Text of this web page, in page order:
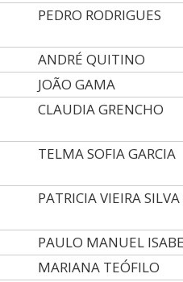
PEDRO RODRIGUES
ANDRÉ QUITINO
JOÃO GAMA
CLAUDIA GRENCHO
TELMA SOFIA GARCIA
PATRICIA VIEIRA SILVA
PAULO MANUEL
MARIANA TEÓFILO